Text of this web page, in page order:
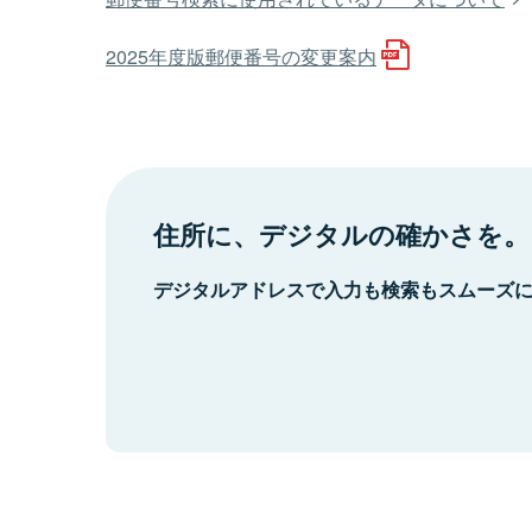
2025年度版郵便番号の変更案内
住所に、デジタルの確かさを。
デジタルアドレスで入力も検索もスムーズ